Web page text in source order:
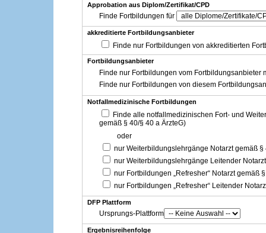
Approbation aus Diplom/Zertifikat/CPD
Finde Fortbildungen für
akkreditierte Fortbildungsanbieter
Finde nur Fortbildungen von akkreditierten
Fortbildungsanbieter
Finde nur Fortbildungen vom Fortbildungsanbieter
Finde nur Fortbildungen von diesem
Notfallmedizinische Fortbildungen
Finde alle notfallmedizinischen Fort- und
gemäß § 40/§ 40 a ÄrzteG)
oder
nur Weiterbildungslehrgänge Notarzt gemäß §
nur Weiterbildungslehrgänge Leitender
nur Fortbildungen „Refresher“ Notarzt gemäß
nur Fortbildungen „Refresher“ Leitender
DFP Plattform
Ursprungs-Plattform
Ergebnisreihenfolge